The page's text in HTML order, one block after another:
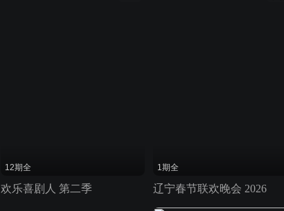
12期全
欢乐喜剧人 第二季
1期全
辽宁春节联欢晚会 2026